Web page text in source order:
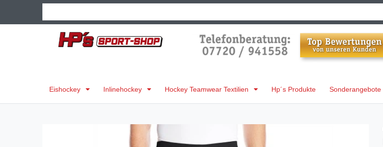
Eishockey Inlinehockey Hockey Teamwear Textilien Hp´s Produkte Sonderangebote